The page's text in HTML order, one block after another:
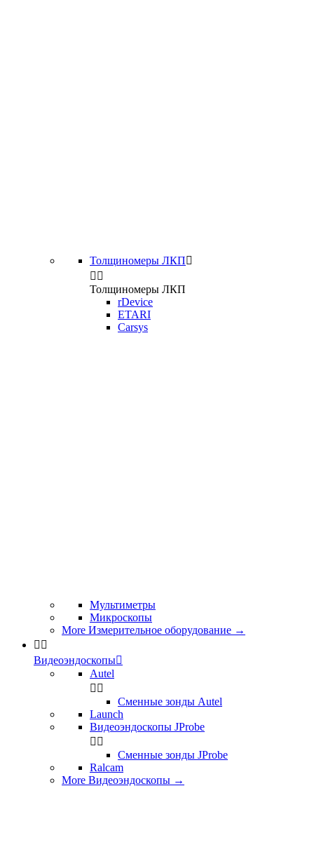
Толщиномеры ЛКП
 
Толщиномеры ЛКП
rDevice
ETARI
Carsys
Мультиметры
Микроскопы
More Измерительное оборудование →
 
Видеоэндоскопы
Autel
 
Сменные зонды Autel
Launch
Видеоэндоскопы JProbe
 
Сменные зонды JProbe
Ralcam
More Видеоэндоскопы →